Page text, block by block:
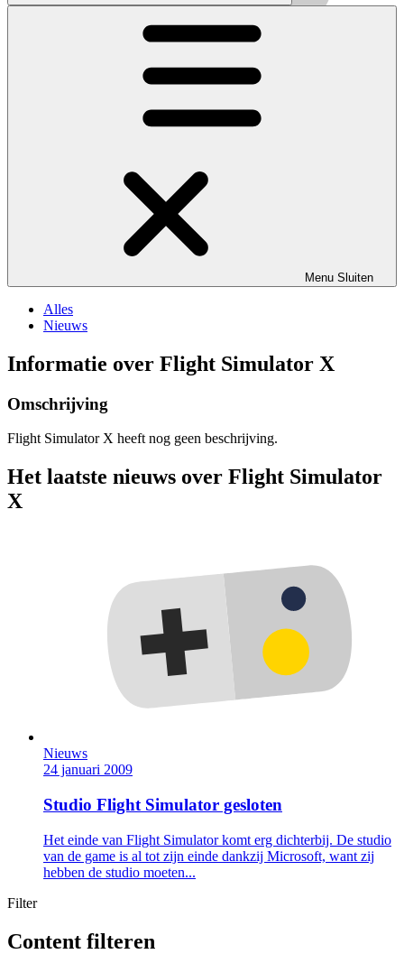
Menu Sluiten
Alles
Nieuws
Informatie over Flight Simulator X
Omschrijving
Flight Simulator X heeft nog geen beschrijving.
Het laatste nieuws over Flight Simulator
X
Nieuws
24 januari 2009
Studio Flight Simulator gesloten
Het einde van Flight Simulator komt erg dichterbij. De studio
van de game is al tot zijn einde dankzij Microsoft, want zij
hebben de studio moeten...
Filter
Content filteren